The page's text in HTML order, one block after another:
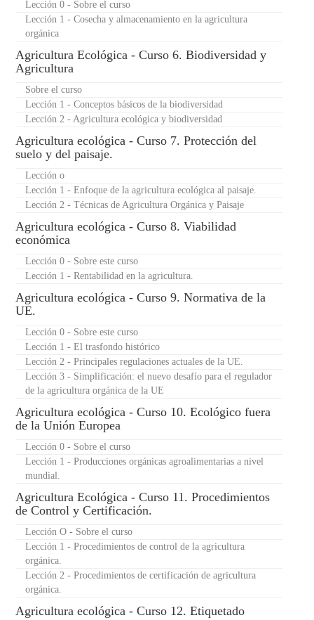
Lección 0 - Sobre el curso
Lección 1 - Cosecha y almacenamiento en la agricultura
orgánica
Agricultura Ecológica - Curso 6. Biodiversidad y
Agricultura
Sobre el curso
Lección 1 - Conceptos básicos de la biodiversidad
Lección 2 - Agricultura ecológica y biodiversidad
Agricultura ecológica - Curso 7. Protección del
suelo y del paisaje.
Lección o
Lección 1 - Enfoque de la agricultura ecológica al paisaje.
Lección 2 - Técnicas de Agricultura Orgánica y Paisaje
Agricultura ecológica - Curso 8. Viabilidad
económica
Lección 0 - Sobre este curso
Lección 1 - Rentabilidad en la agricultura.
Agricultura ecológica - Curso 9. Normativa de la
UE.
Lección 0 - Sobre este curso
Lección 1 - El trasfondo histórico
Lección 2 - Principales regulaciones actuales de la UE.
Lección 3 - Simplificación: el nuevo desafío para el regulador
de la agricultura orgánica de la UE
Agricultura ecológica - Curso 10. Ecológico fuera
de la Unión Europea
Lección 0 - Sobre el curso
Lección 1 - Producciones orgánicas agroalimentarias a nivel
mundial.
Agricultura Ecológica - Curso 11. Procedimientos
de Control y Certificación.
Lección O - Sobre el curso
Lección 1 - Procedimientos de control de la agricultura
orgánica.
Lección 2 - Procedimientos de certificación de agricultura
orgánica.
Agricultura ecológica - Curso 12. Etiquetado